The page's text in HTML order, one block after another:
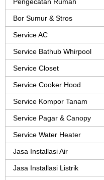
Pengecatan Rumah
Bor Sumur & Stros
Service AC
Service Bathub Whirpool
Service Closet
Service Cooker Hood
Service Kompor Tanam
Service Pagar & Canopy
Service Water Heater
Jasa Installasi Air
Jasa Installasi Listrik